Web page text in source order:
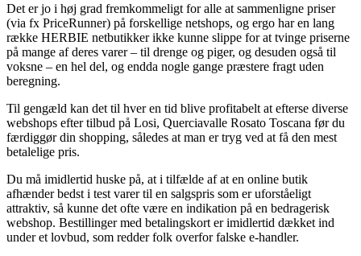
Det er jo i høj grad fremkommeligt for alle at sammenligne priser
(via fx PriceRunner) på forskellige netshops, og ergo har en lang
række HERBIE netbutikker ikke kunne slippe for at tvinge priserne
på mange af deres varer – til drenge og piger, og desuden også til
voksne – en hel del, og endda nogle gange præstere fragt uden
beregning.
Til gengæld kan det til hver en tid blive profitabelt at efterse diverse
webshops efter tilbud på Losi, Querciavalle Rosato Toscana før du
færdiggør din shopping, således at man er tryg ved at få den mest
betalelige pris.
Du må imidlertid huske på, at i tilfælde af at en online butik
afhænder bedst i test varer til en salgspris som er uforståeligt
attraktiv, så kunne det ofte være en indikation på en bedragerisk
webshop. Bestillinger med betalingskort er imidlertid dækket ind
under et lovbud, som redder folk overfor falske e-handler.